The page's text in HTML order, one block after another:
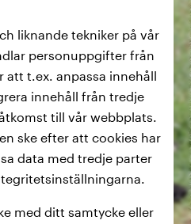
liknande tekniker på vår
personuppgifter från
att t.ex. anpassa innehåll
innehåll från tredje
till vår webbplats.
ske efter att cookies har
data med tredje parter
med ditt samtycke eller